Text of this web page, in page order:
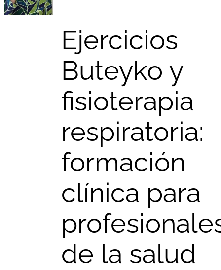
Ejercicios
Buteyko y
fisioterapia
respiratoria:
formación
clínica para
de la salud